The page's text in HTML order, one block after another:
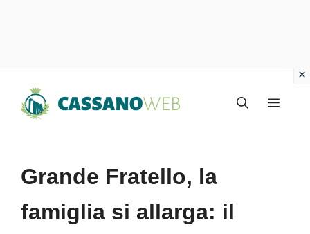
Menu
Grande Fratello, la
famiglia si allarga: il